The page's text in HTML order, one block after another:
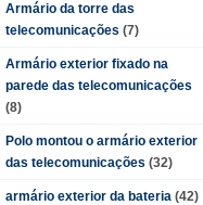
Armário da torre das
telecomunicações (7)
Armário exterior fixado na
parede das telecomunicações
(8)
Polo montou o armário exterior
das telecomunicações (32)
armário exterior da bateria (42)